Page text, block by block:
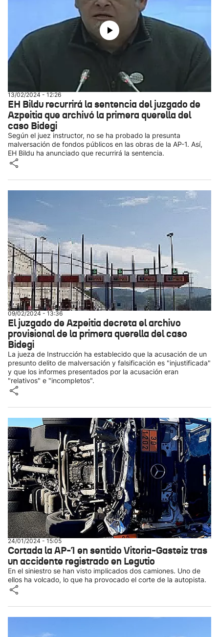
13/02/2024 - 12:26
EH Bildu recurrirá la sentencia del juzgado de
Azpeitia que archivó la primera querella del
caso Bidegi
Según el juez instructor, no se ha probado la presunta
malversación de fondos públicos en las obras de la AP-1. Así,
EH Bildu ha anunciado que recurrirá la sentencia.
09/02/2024 - 13:36
El juzgado de Azpeitia decreta el archivo
provisional de la primera querella del caso
Bidegi
La jueza de Instrucción ha establecido que la acusación de un
presunto delito de malversación y falsificación es "injustificada"
y que los informes presentados por la acusación eran
"relativos" e "incompletos".
24/01/2024 - 15:05
Cortada la AP-1 en sentido Vitoria-Gasteiz tras
un accidente registrado en Legutio
En el siniestro se han visto implicados dos camiones. Uno de
ellos ha volcado, lo que ha provocado el corte de la autopista.